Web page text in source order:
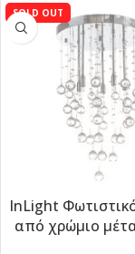
-5%
SOLD OUT
InLight
από χρώμιο